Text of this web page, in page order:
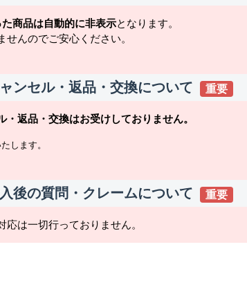
商品は自動的に非表示となります。
んのでご安心ください。
ンセル・返品・交換について 重要
・返品・交換はお受けしておりません。
します。
後の質問・クレームについて 重要
は一切行っておりません。